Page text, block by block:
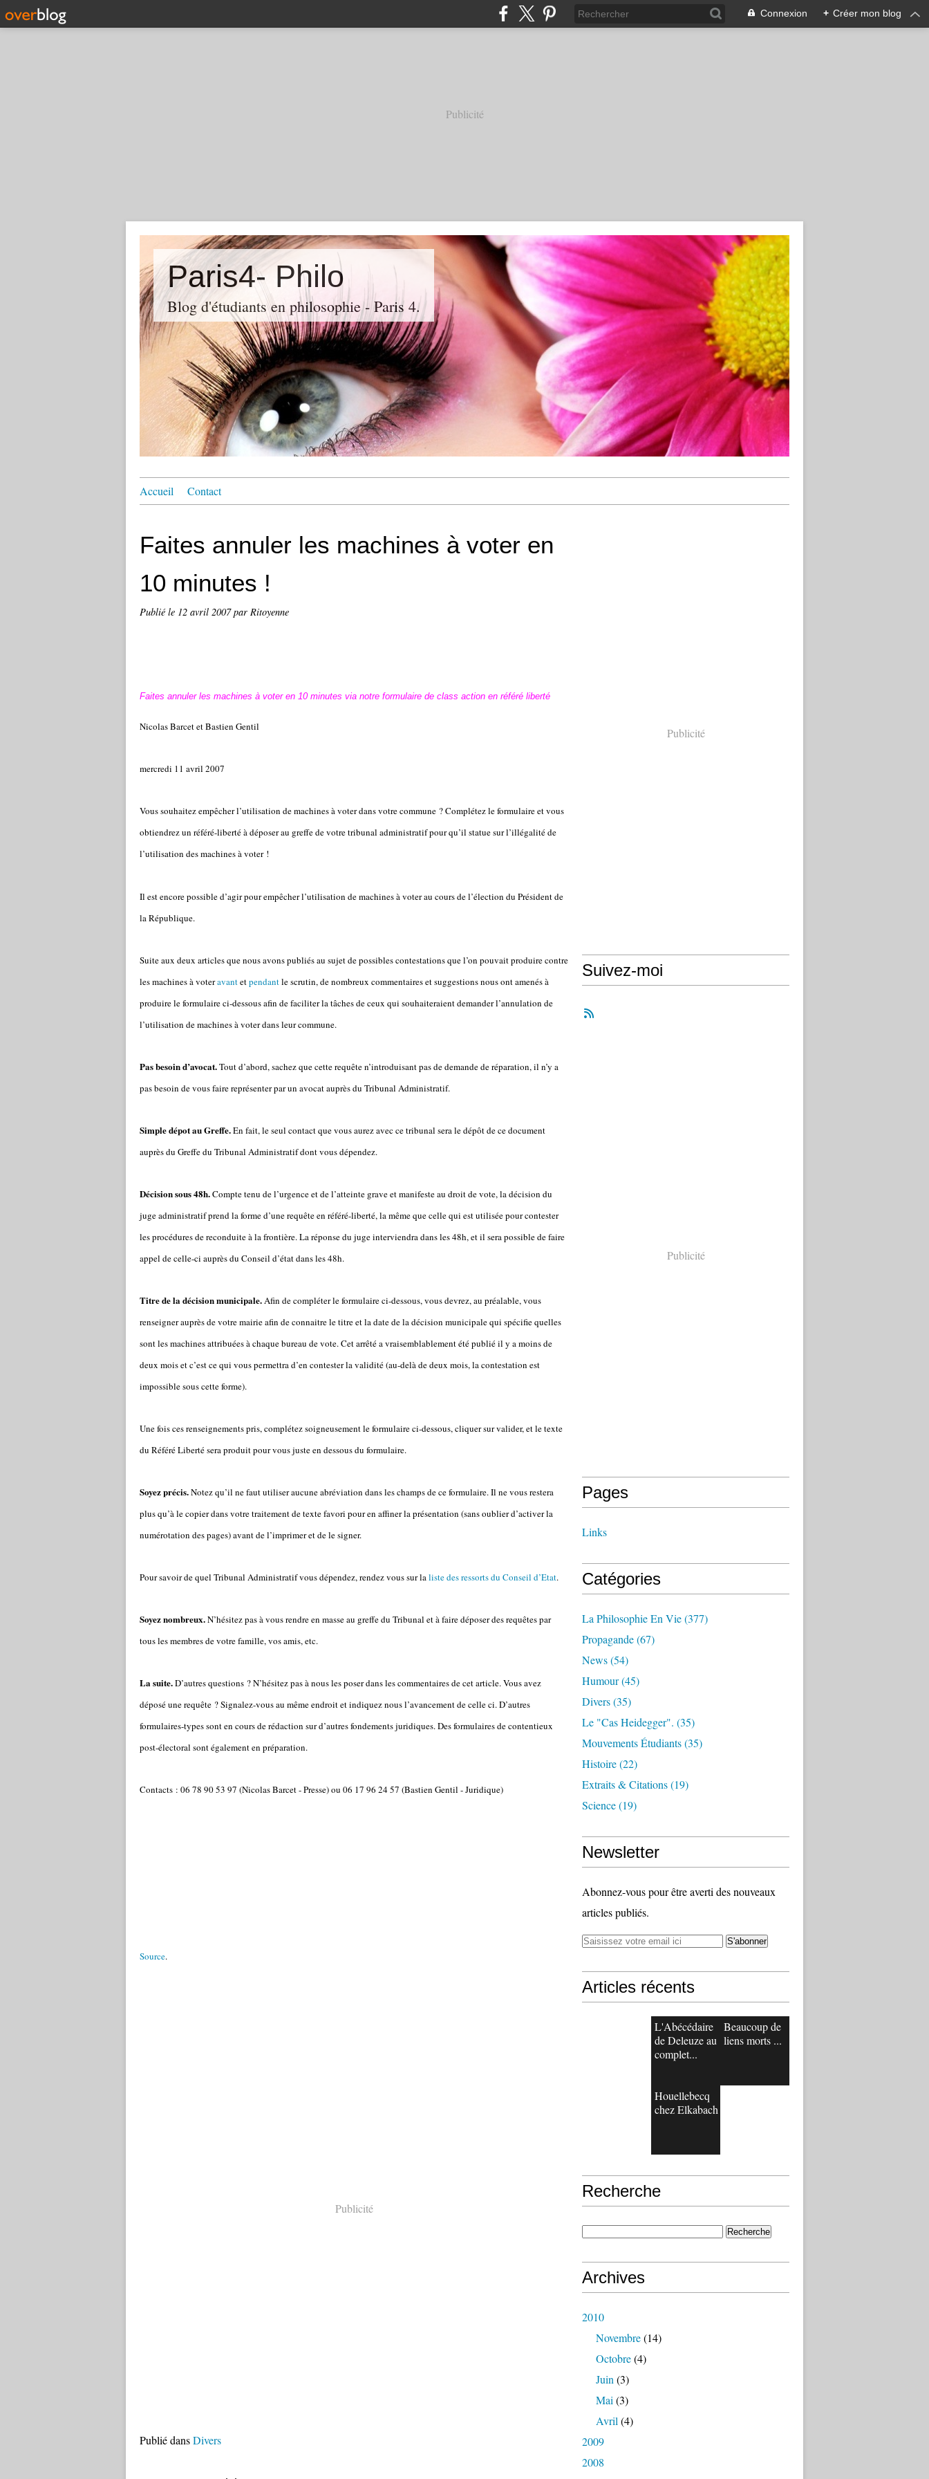
Connexion + Créer mon blog
Publicité
Paris4- Philo
Blog d'étudiants en philosophie - Paris 4.
Accueil Contact
Faites annuler les machines à voter en
10 minutes !
Publié le 12 avril 2007par Ritoyenne
Faites annuler les machines à voter en 10 minutes via notre formulaire de class action en référé liberté
Nicolas Barcet et Bastien Gentil
mercredi 11 avril 2007
Vous souhaitez empêcher l’utilisation de machines à voter dans votre commune ? Complétez le formulaire et vous
obtiendrez un référé-liberté à déposer au greffe de votre tribunal administratif pour qu’il statue sur l’illégalité de
l’utilisation des machines à voter !
Il est encore possible d’agir pour empêcher l’utilisation de machines à voter au cours de l’élection du Président de
la République.
Suite aux deux articles que nous avons publiés au sujet de possibles contestations que l’on pouvait produire contre
les machines à voteravantetpendantle scrutin, de nombreux commentaires et suggestions nous ont amenés à
produire le formulaire ci-dessous afin de faciliter la tâches de ceux qui souhaiteraient demander l’annulation de
l’utilisation de machines à voter dans leur commune.
Pas besoin d’avocat.Tout d’abord, sachez que cette requête n’introduisant pas de demande de réparation, il n’y a
pas besoin de vous faire représenter par un avocat auprès du Tribunal Administratif.
Simple dépot au Greffe.En fait, le seul contact que vous aurez avec ce tribunal sera le dépôt de ce document
auprès du Greffe du Tribunal Administratif dont vous dépendez.
Décision sous 48h.Compte tenu de l’urgence et de l’atteinte grave et manifeste au droit de vote, la décision du
juge administratif prend la forme d’une requête en référé-liberté, la même que celle qui est utilisée pour contester
les procédures de reconduite à la frontière. La réponse du juge interviendra dans les 48h, et il sera possible de faire
appel de celle-ci auprès du Conseil d’état dans les 48h.
Titre de la décision municipale.Afin de compléter le formulaire ci-dessous, vous devrez, au préalable, vous
renseigner auprès de votre mairie afin de connaitre le titre et la date de la décision municipale qui spécifie quelles
sont les machines attribuées à chaque bureau de vote. Cet arrêté a vraisemblablement été publié il y a moins de
deux mois et c’est ce qui vous permettra d’en contester la validité (au-delà de deux mois, la contestation est
impossible sous cette forme).
Une fois ces renseignements pris, complétez soigneusement le formulaire ci-dessous, cliquer sur valider, et le texte
du Référé Liberté sera produit pour vous juste en dessous du formulaire.
Soyez précis.Notez qu’il ne faut utiliser aucune abréviation dans les champs de ce formulaire. Il ne vous restera
plus qu’à le copier dans votre traitement de texte favori pour en affiner la présentation (sans oublier d’activer la
numérotation des pages) avant de l’imprimer et de le signer.
Pour savoir de quel Tribunal Administratif vous dépendez, rendez vous sur laliste des ressorts du Conseil d’Etat.
Soyez nombreux.N’hésitez pas à vous rendre en masse au greffe du Tribunal et à faire déposer des requêtes par
tous les membres de votre famille, vos amis, etc.
La suite.D’autres questions ? N’hésitez pas à nous les poser dans les commentaires de cet article. Vous avez
déposé une requête ? Signalez-vous au même endroit et indiquez nous l’avancement de celle ci. D’autres
formulaires-types sont en cours de rédaction sur d’autres fondements juridiques. Des formulaires de contentieux
post-électoral sont également en préparation.
Contacts : 06 78 90 53 97 (Nicolas Barcet - Presse) ou 06 17 96 24 57 (Bastien Gentil - Juridique)
Source.
Publicité
Publié dansDivers
Publicité
Suivez-moi
Publicité
Pages
Links
Catégories
La Philosophie En Vie(377)
Propagande(67)
News(54)
Humour(45)
Divers(35)
Le "cas Heidegger". (35)
Mouvements Étudiants(35)
Histoire(22)
Extraits & Citations(19)
Science(19)
Newsletter
Abonnez-vous pour être averti des nouveaux
articles publiés.
Articles récents
L'Abécédaire
de Deleuze au
complet...
Beaucoup de
liens morts ...
Houellebecq
chez Elkabach
Recherche
Archives
2010
Novembre(14)
Octobre(4)
Juin (3)
Mai (3)
Avril (4)
2009
2008